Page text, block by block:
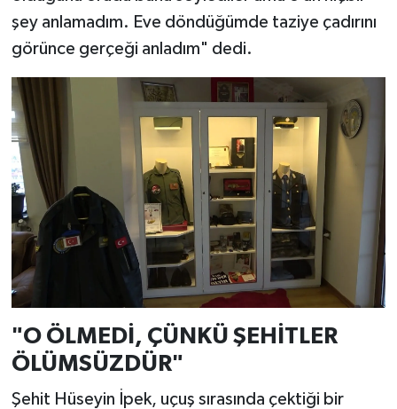
şey anlamadım. Eve döndüğümde taziye çadırını
görünce gerçeği anladım" dedi.
"O ÖLMEDİ, ÇÜNKÜ ŞEHİTLER
ÖLÜMSÜZDÜR"
Şehit Hüseyin İpek, uçuş sırasında çektiği bir